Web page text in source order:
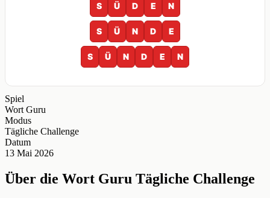
S Ü D E N
S Ü N D E
S Ü N D E N
Spiel
Wort Guru
Modus
Tägliche Challenge
Datum
13 Mai 2026
Über die Wort Guru Tägliche Challenge